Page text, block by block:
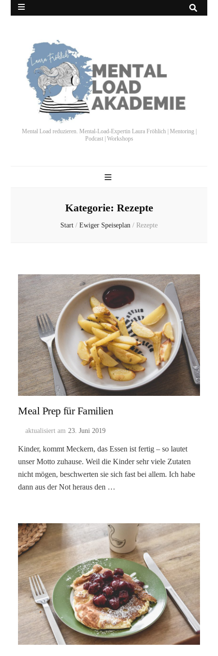
Mental Load reduzieren. Mental-Load-Expertin Laura Fröhlich | Mentoring |
Podcast | Workshops
Kategorie: Rezepte
Start / Ewiger Speiseplan / Rezepte
Meal Prep für Familien
aktualisiert am 23. Juni 2019
Kinder, kommt Meckern, das Essen ist fertig – so lautet
unser Motto zuhause. Weil die Kinder sehr viele Zutaten
nicht mögen, beschwerten sie sich fast bei allem. Ich habe
dann aus der Not heraus den …